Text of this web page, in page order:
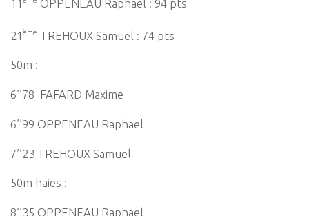
11 OPPENEAU Raphael : 94 pts
21 ème TREHOUX Samuel : 74 pts
50m :
6’’78 FAFARD Maxime
6’’99 OPPENEAU Raphael
7’’23 TREHOUX Samuel
50m haies :
8’’35 OPPENEAU Raphael